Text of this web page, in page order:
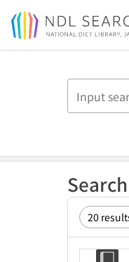
Jump to main content